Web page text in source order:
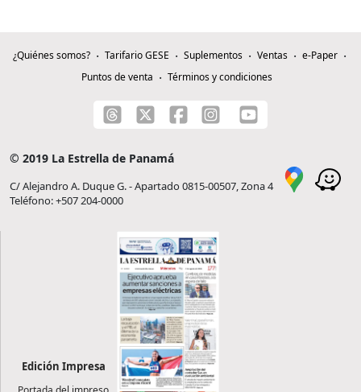
¿Quiénes somos? Tarifario GESE Suplementos Ventas
e-Paper
Puntos de venta
Términos y condiciones
© 2019 La Estrella de Panamá
C/ Alejandro A. Duque G. - Apartado 0815-00507, Zona 4
Teléfono: +507 204-0000
Edición Impresa